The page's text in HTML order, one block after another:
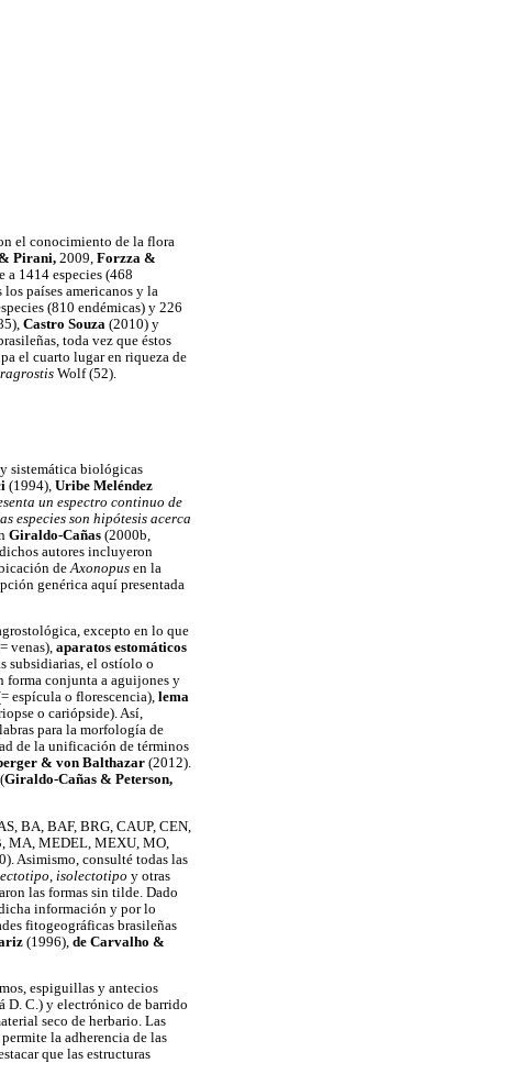
el conocimiento de la flora
Pirani, 2009, Forzza &
a 1414 especies (468
países americanos y la
(810 endémicas) y 226
Castro Souza (2010) y
toda vez que éstos
el cuarto lugar en riqueza de
Wolf (52).
sistemática biológicas
(1994), Uribe Meléndez
un espectro continuo de
especies son hipótesis acerca
Giraldo-Cañas (2000b,
autores incluyeron
de Axonopus en la
genérica aquí presentada
excepto en lo que
venas), aparatos estomáticos
subsidiarias, el ostíolo o
forma conjunta a aguijones y
espícula o florescencia), lema
o cariópside). Así,
para la morfología de
de la unificación de términos
& von Balthazar (2012).
Giraldo-Cañas & Peterson,
BA, BAF, BRG, CAUP, CEN,
MA, MEDEL, MEXU, MO,
Asimismo, consulté todas las
, isolectotipo y otras
las formas sin tilde. Dado
información y por lo
fitogeográficas brasileñas
(1996), de Carvalho &
espiguillas y antecios
D. C.) y electrónico de barrido
seco de herbario. Las
la adherencia de las
que las estructuras